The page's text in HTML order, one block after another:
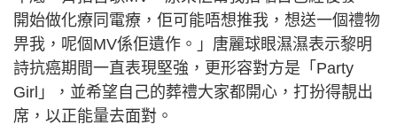
開始做化療同電療，佢可能唔想推我，想送一個禮物
畀我，呢個MV係佢遺作。」唐麗球眼濕濕表示黎明
詩抗癌期間一直表現堅強，更形容對方是「Party
Girl」，並希望自己的葬禮大家都開心，打扮得靚出
席，以正能量去面對。